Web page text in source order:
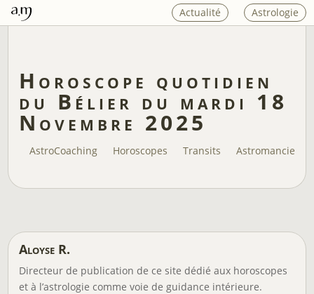
Actualité Astrologie
Horoscope quotidien
du Bélier du mardi 18
Novembre 2025
AstroCoaching Horoscopes Transits Astromancie
Aloyse R.
Directeur de publication de ce site dédié aux horoscopes
et à l’astrologie comme voie de guidance intérieure.